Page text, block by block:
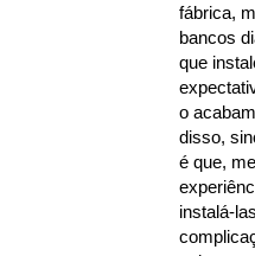
fábrica,
bancos
que
o
disso,
é que,
instalá-